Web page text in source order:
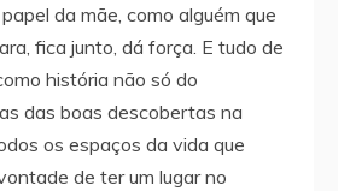
da mãe, como alguém que
fica junto, dá força. E tudo de
história não só do
das boas descobertas na
os espaços da vida que
de ter um lugar no